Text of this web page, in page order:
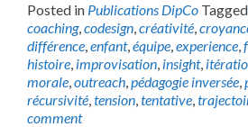
Posted in Publications DipCo Tagged
coaching,codesign,créativité,
différence,enfant,équipe,experience,
histoire, improvisation, insight,
morale,outreach,pédagogie inversée,
récursivité,tension,tentative,
comment